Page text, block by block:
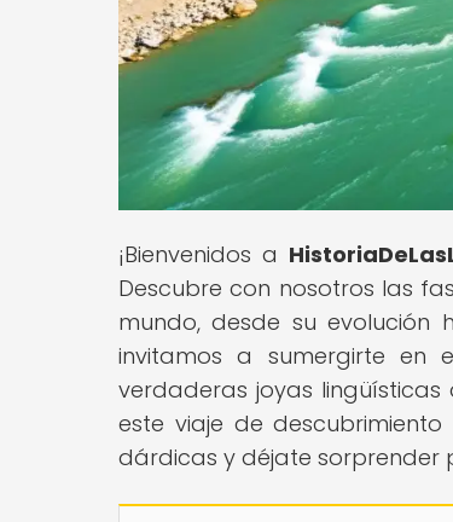
¡Bienvenidos a
Descubre con nosotros las
mundo, desde su evolución
invitamos a sumergirte en
verdaderas joyas
este viaje de
dárdicas y déjate sorprender